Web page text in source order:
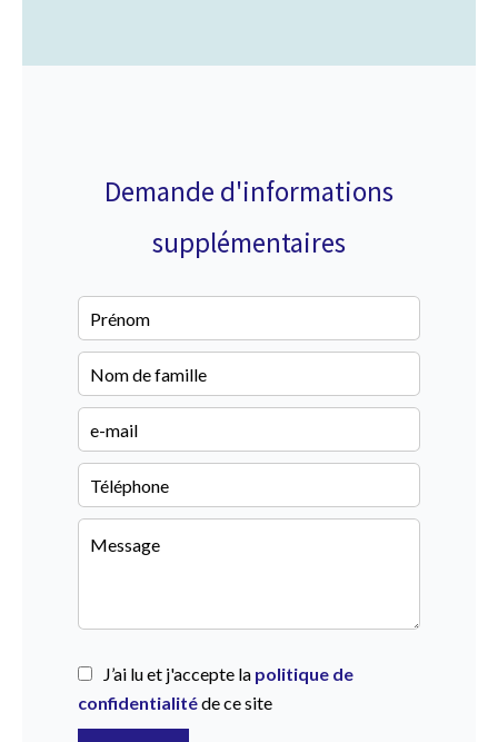
Demande d'informations
supplémentaires
J’ai lu et j'accepte la politique de
confidentialitéde ce site